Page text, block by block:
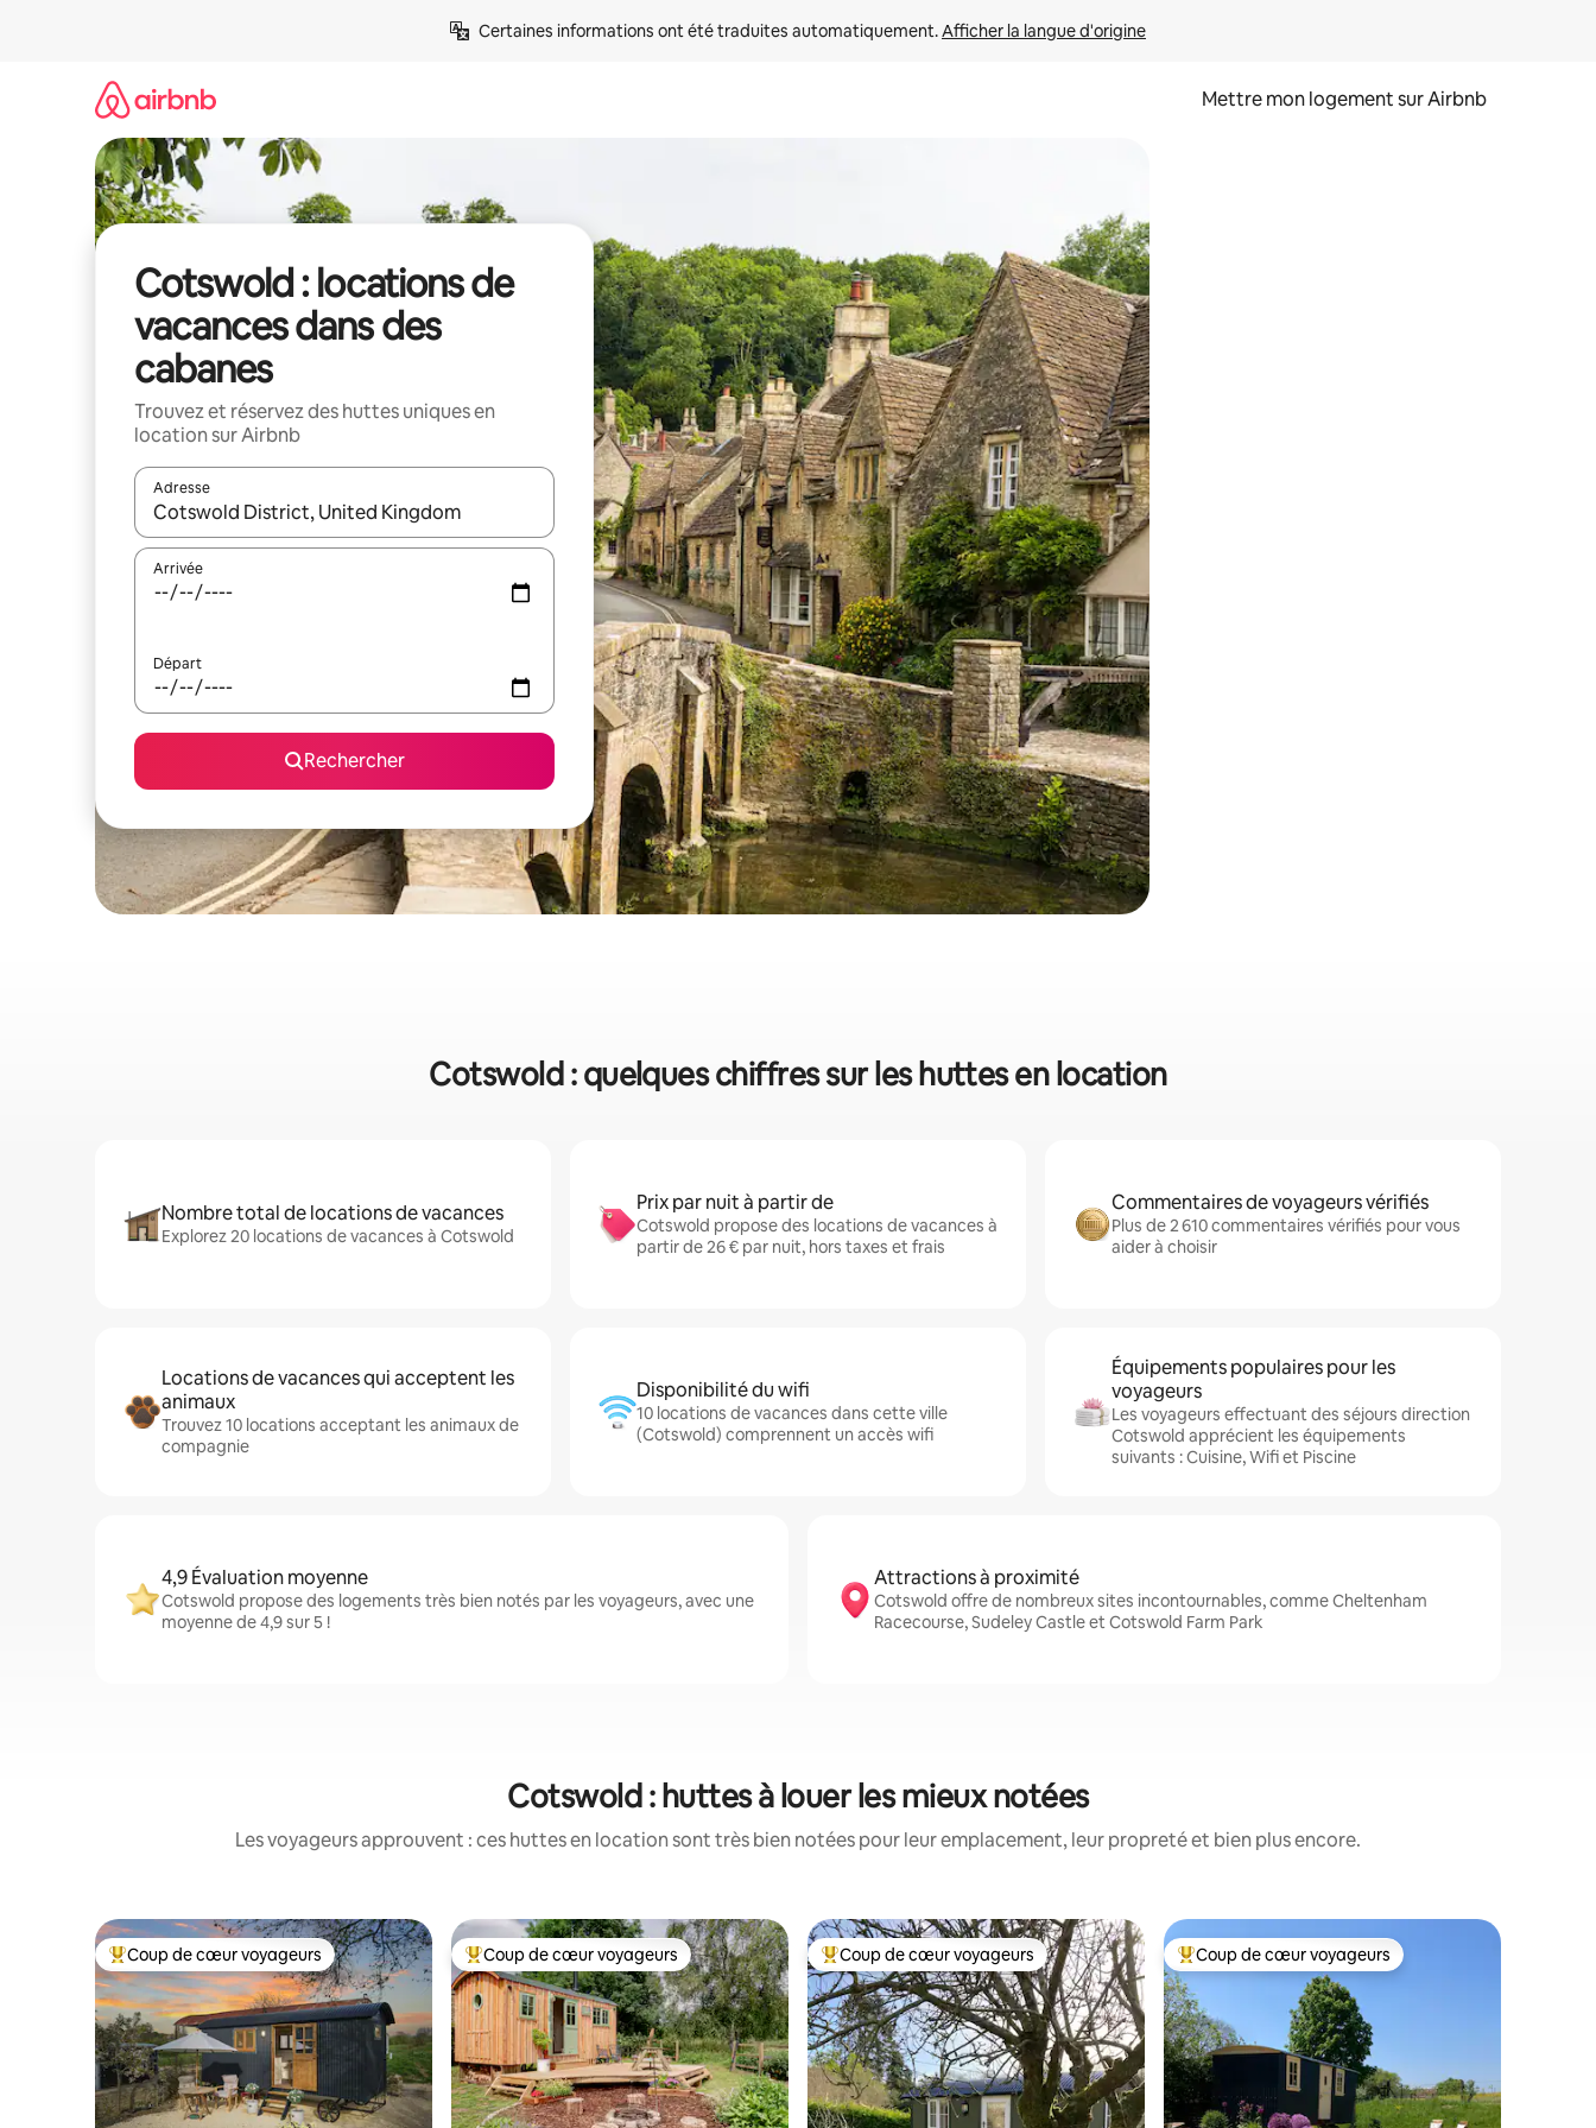
Certaines informations ont été traduites automatiquement. Afficher la langue d'origine
Mettre mon logement sur Airbnb
Cotswold : locations de
vacances dans des
cabanes
Trouvez et réservez des huttes uniques en
location sur Airbnb
Adresse
Lorsque les résultats s'affichent, utilisez les flèches vers le haut et vers le bas pour les parcourir ou en appuyant et en faisant glisser.
Arrivée
Départ
Rechercher
Cotswold : quelques chiffres sur les huttes en location
Nombre total de locations de vacances
Explorez 20 locations de vacances à Cotswold
Prix par nuit à partir de
Cotswold propose des locations de vacances à
partir de 26 € par nuit, hors taxes et frais
Commentaires de voyageurs vérifiés
Plus de 2 610 commentaires vérifiés pour vous
aider à choisir
Locations de vacances qui acceptent les
animaux
Trouvez 10 locations acceptant les animaux de
compagnie
Disponibilité du wifi
10 locations de vacances dans cette ville
(Cotswold) comprennent un accès wifi
Équipements populaires pour les
voyageurs
Les voyageurs effectuant des séjours direction
Cotswold apprécient les équipements
suivants : Cuisine, Wifi et Piscine
4,9 Évaluation moyenne
Cotswold propose des logements très bien notés par les voyageurs, avec une
moyenne de 4,9 sur 5 !
Attractions à proximité
Cotswold offre de nombreux sites incontournables, comme Cheltenham
Racecourse, Sudeley Castle et Cotswold Farm Park
Cotswold : huttes à louer les mieux notées
Les voyageurs approuvent : ces huttes en location sont très bien notées pour leur emplacement, leur propreté et bien plus encore.
Coups de cœur voyageurs les plus appréciés
Coup de cœur voyageurs Coups de cœur voyageurs les plus appréciés
Coup de cœur voyageurs Coups de cœur voyageurs les plus appréciés
Coup de cœur voyageurs Coups de cœur voyageurs les plus appréciés
Coup de cœur voyageurs